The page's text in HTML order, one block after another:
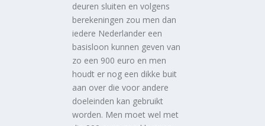
deuren sluiten en volgens
berekeningen zou men dan
iedere Nederlander een
basisloon kunnen geven van
zo een 900 euro en men
houdt er nog een dikke buit
aan over die voor andere
doeleinden kan gebruikt
worden. Men moet wel met